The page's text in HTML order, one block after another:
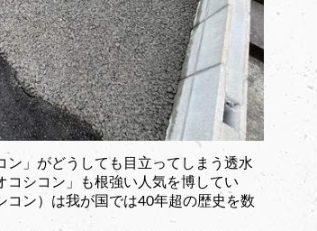
」がどうしても目立ってしまう透水
シコン」も根強い人気を博してい
コン）は我が国では40年超の歴史を数